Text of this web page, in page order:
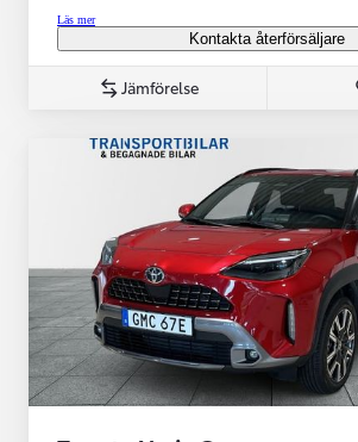
Läs mer
Kontakta återförsäljare
Jämförelse